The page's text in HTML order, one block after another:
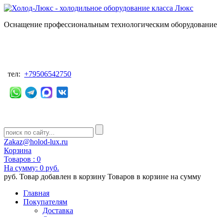
Оснащение профессиональным технологическим
тел: +79506542750
Zakaz@holod-lux.ru
Корзина
Товаров : 0
На сумму: 0 руб.
руб. Товар добавлен в корзину Товаров в корзине на сумму
Главная
Покупателям
Доставка